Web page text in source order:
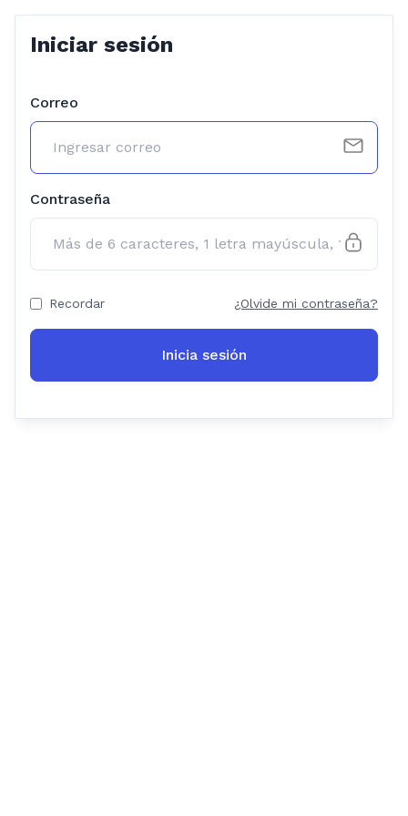
Iniciar sesión
Correo
Contraseña
Recordar ¿Olvide mi contraseña?